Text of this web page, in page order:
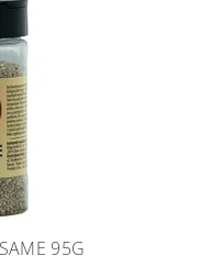
95G